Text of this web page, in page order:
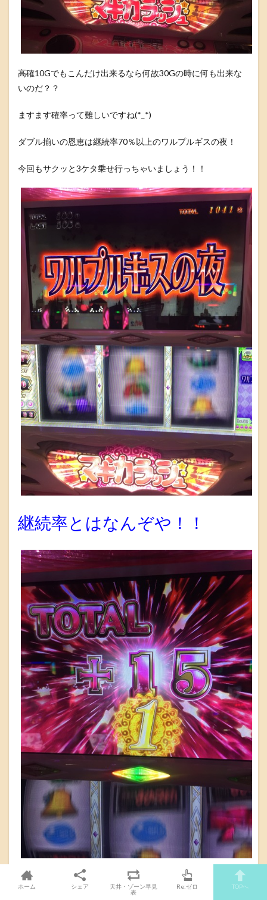
高確10Gでもこんだけ出来るなら何故30Gの時に何も出来な
いのだ？？
ますます確率って難しいですね(*_*)
ダブル揃いの恩恵は継続率70％以上のワルプルギスの夜！
今回もサクッと3ケタ乗せ行っちゃいましょう！！
継続率とはなんぞや！！
シングル揃いの分も行ってみましょう！！
ホーム シェア
天井・ゾーン早見
表
Re:ゼロ TOPへ